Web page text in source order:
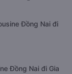
Đồng Nai đi
Đồng Nai đi Gia